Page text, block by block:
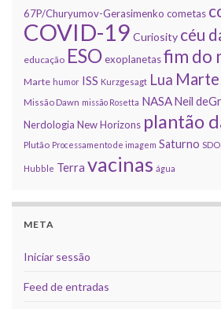
67P/Churyumov-Gerasimenko cometas
COVID-19 Curiosity céu
educação ESOexoplanetasfim do
Marte humor ISS Kurzgesagt Lua Marte
Missão Dawn missão Rosetta NASANeil
Nerdologia New Horizons plantão
Plutão Processamento de imagem Saturno SDO
Hubble Terra vacinas água
META
Iniciar sessão
Feed de entradas